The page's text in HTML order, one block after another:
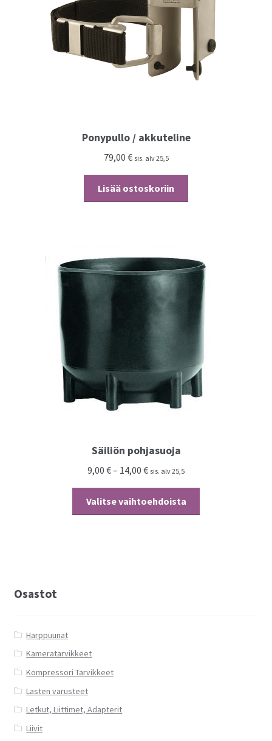
Ponypullo / akkuteline
79,00 € sis. alv 25,5
Lisää ostoskoriin
Säiliön pohjasuoja
9,00 €– 14,00 € sis. alv 25,5
Valitse vaihtoehdoista
Osastot
Harppuunat
Kameratarvikkeet
Kompressori Tarvikkeet
Lasten varusteet
Letkut, Liittimet, Adapterit
Liivit